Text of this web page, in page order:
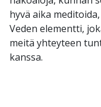
hyvä aika
Veden elementti,
meitä yhteyteen
kanssa.